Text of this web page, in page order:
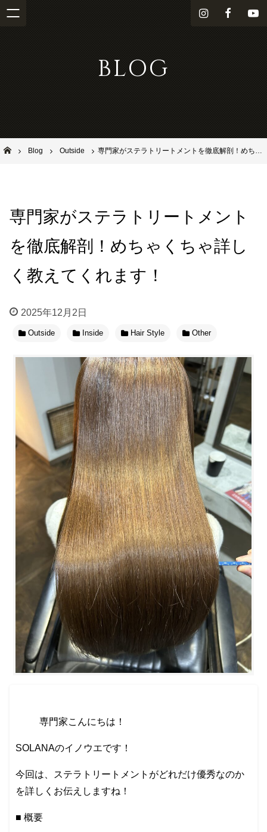
i
m
Y
BLOG
池田市石橋の美容室ならヘアサロンSolana（ソラーナ）
Blog Outside 専門家がステラトリートメントを徹底解剖！めちゃくちゃ詳しく教えてくれます！
専門家がステラトリートメント
を徹底解剖！めちゃくちゃ詳し
く教えてくれます！
2025年12月2日
Outside Inside Hair Style Other
専門家こんにちは！
SOLANAのイノウエです！
今回は、ステラトリートメントがどれだけ優秀なのか
を詳しくお伝えしますね！
■ 概要